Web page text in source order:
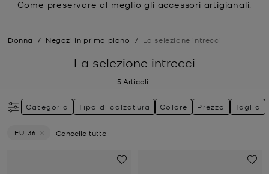
Come preservare al meglio gli accessori artigianali.
Donna / Negozi in primo piano / La selezione intrecci
La selezione intrecci
5Articoli
Categoria Tipo di calzatura Colore Prezzo Taglia
EU 36
Cancella tutto